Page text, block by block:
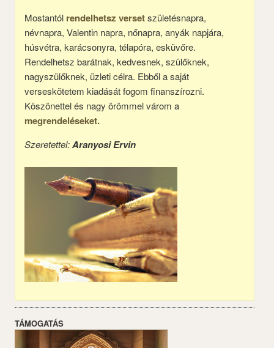
Mostantól rendelhetsz versetszületésnapra,
névnapra, Valentin napra, nőnapra, anyák napjára,
húsvétra, karácsonyra, télapóra, esküvőre.
Rendelhetsz barátnak, kedvesnek, szülőknek,
nagyszülőknek, üzleti célra. Ebből a saját
verseskötetem kiadását fogom finanszírozni.
Köszönettel és nagy örömmel várom a
megrendeléseket.
Szeretettel:Aranyosi Ervin
TÁMOGATÁS